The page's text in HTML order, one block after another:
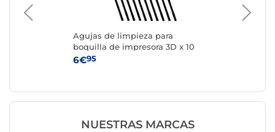
Agujas de limpieza para
boquilla de impresora 3D x 10
6€95
NUESTRAS MARCAS